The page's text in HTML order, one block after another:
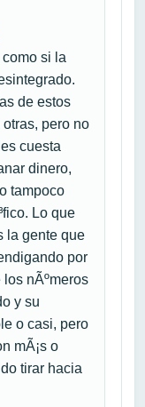
si la
de estos
pero no
cuesta
dinero,
tampoco
Lo que
la gente que
por
nÃºmeros
y su
o casi, pero
mÃ¡s o
tirar hacia